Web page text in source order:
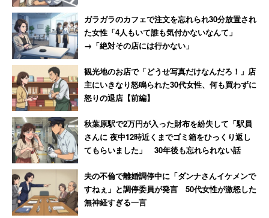
ガラガラのカフェで注文を忘れられ30分放置され
た女性「4人もいて誰も気付かないなんて」
→「絶対その店には行かない」
観光地のお店で「どうせ写真だけなんだろ！」店
主にいきなり怒鳴られた30代女性、何も買わずに
怒りの退店【前編】
秋葉原駅で2万円が入った財布を紛失して「駅員
さんに 夜中12時近くまでゴミ箱をひっくり返し
てもらいました」 30年後も忘れられない話
夫の不倫で離婚調停中に「ダンナさんイケメンで
すねぇ」と調停委員が発言 50代女性が激怒した
無神経すぎる一言